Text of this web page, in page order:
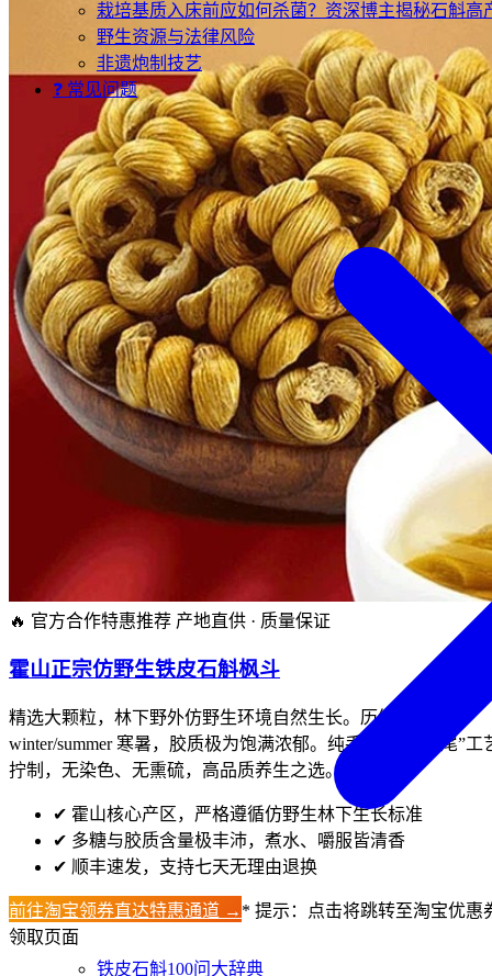
栽培基质入床前应如何杀菌？资深博主揭秘石斛高
野生资源与法律风险
非遗炮制技艺
❓ 常见问题
铁皮石斛100问大辞典
🔥 官方合作特惠推荐 产地直供 · 质量保证
霍山正宗仿野生铁皮石斛枫斗
精选大颗粒，林下野外仿野生环境自然生长。历经
winter/summer 寒暑，胶质极为饱满浓郁。纯手工“龙头凤尾”工
拧制，无染色、无熏硫，高品质养生之选。
✔ 霍山核心产区，严格遵循仿野生林下生长标准
✔ 多糖与胶质含量极丰沛，煮水、嚼服皆清香
✔ 顺丰速发，支持七天无理由退换
前往淘宝领券直达特惠通道 → * 提示：点击将跳转至淘宝优惠
领取页面